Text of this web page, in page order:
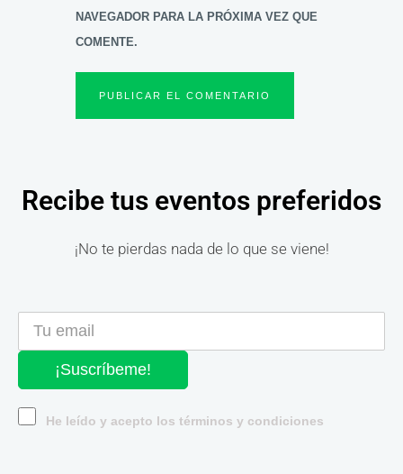
NAVEGADOR PARA LA PRÓXIMA VEZ QUE
COMENTE.
Recibe tus eventos preferidos
¡No te pierdas nada de lo que se viene!
¡Suscríbeme!
He leído y acepto los términos y condiciones